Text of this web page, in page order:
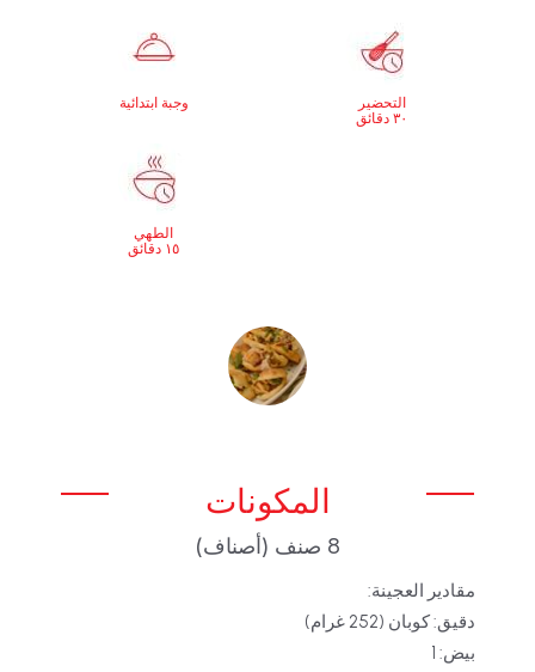
وجبة ابتدائية
التحضير
٣٠ دقائق
الطهي
١٥ دقائق
المكونات
8 صنف (أصناف)
مقادير العجينة:
دقيق: كوبان (252 غرام)
بيض: 1